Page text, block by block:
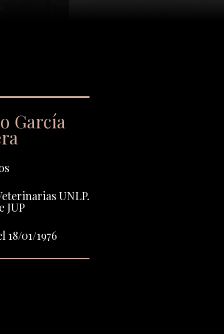
García
UNLP.
JUP
18/01/1976